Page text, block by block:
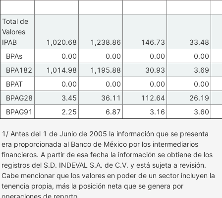
Total de
Valores
IPAB
1,020.68 1,238.86 146.73
33.48
BPAs
0.00 0.00 0.00
0.00
BPA182
1,014.98 1,195.88 30.93
3.69
BPAT
0.00 0.00 0.00
0.00
BPAG28
3.45 36.11 112.64
26.19
BPAG91
2.25 6.87 3.16 3.60
1/ Antes del 1 de Junio de 2005 la información que se presenta
era proporcionada al Banco de México por los intermediarios
financieros. A partir de esa fecha la información se obtiene de los
registros del S.D. INDEVAL S.A. de C.V. y está sujeta a revisión.
Cabe mencionar que los valores en poder de un sector incluyen la
tenencia propia, más la posición neta que se genera por
operaciones de reporto.